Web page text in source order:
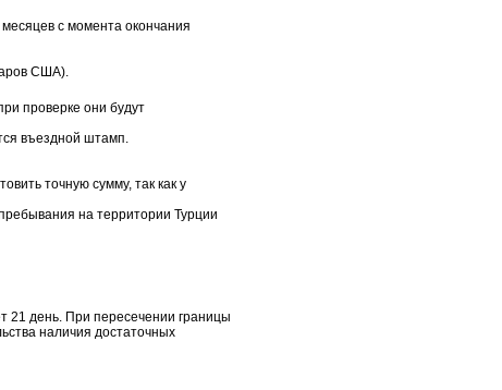
с момента окончания
США).
проверке они будут
въездной штамп.
точную сумму, так как у
на территории Турции
21 день. При пересечении границы
наличия достаточных